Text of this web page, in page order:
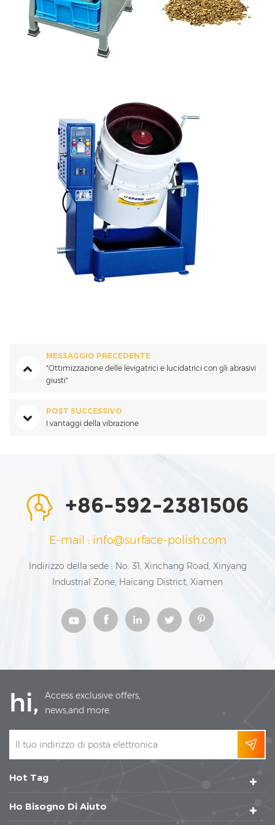
MESSAGGIO PRECEDENTE
"Ottimizzazione delle levigatrici e lucidatrici con gli abrasivi
giusti"
POST SUCCESSIVO
I vantaggi della vibrazione
+86-592-2381506
E-mail : info@surface-polish.com
Indirizzo della sede : No. 31, Xinchang Road, Xinyang
Industrial Zone, Haicang District, Xiamen
hi,
Access exclusive offers,
news,and more.
Hot Tag
Ho Bisogno Di Aiuto